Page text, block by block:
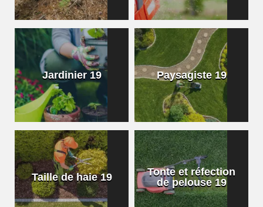
Jardinier 19 Paysagiste 19
Taille de haie 19
Tonte et réfection
de pelouse 19